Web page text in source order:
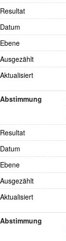
Resultat
Datum
Ebene
Ausgezählt
Aktualisiert
Abstimmung
Resultat
Datum
Ebene
Ausgezählt
Aktualisiert
Abstimmung